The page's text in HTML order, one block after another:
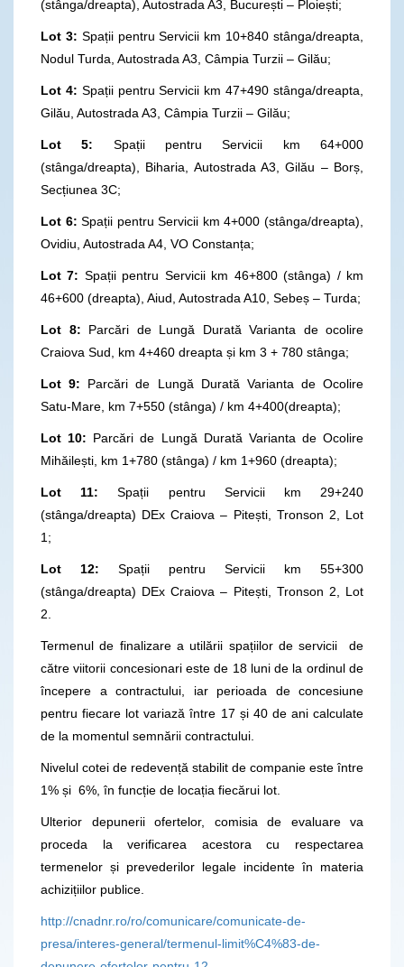
(stânga/dreapta), Autostrada A3, București – Ploiești;
Lot 3: Spații pentru Servicii km 10+840 stânga/dreapta,
Nodul Turda, Autostrada A3, Câmpia Turzii – Gilău;
Lot 4: Spații pentru Servicii km 47+490 stânga/dreapta,
Gilău, Autostrada A3, Câmpia Turzii – Gilău;
Lot 5: Spații pentru Servicii km 64+000
(stânga/dreapta), Biharia, Autostrada A3, Gilău – Borș,
Secțiunea 3C;
Lot 6: Spații pentru Servicii km 4+000 (stânga/dreapta),
Ovidiu, Autostrada A4, VO Constanța;
Lot 7: Spații pentru Servicii km 46+800 (stânga) / km
46+600 (dreapta), Aiud, Autostrada A10, Sebeș – Turda;
Lot 8: Parcări de Lungă Durată Varianta de ocolire
Craiova Sud, km 4+460 dreapta și km 3 + 780 stânga;
Lot 9: Parcări de Lungă Durată Varianta de Ocolire
Satu-Mare, km 7+550 (stânga) / km 4+400(dreapta);
Lot 10: Parcări de Lungă Durată Varianta de Ocolire
Mihăilești, km 1+780 (stânga) / km 1+960 (dreapta);
Lot 11: Spații pentru Servicii km 29+240
(stânga/dreapta) DEx Craiova – Pitești, Tronson 2, Lot
1;
Lot 12: Spații pentru Servicii km 55+300
(stânga/dreapta) DEx Craiova – Pitești, Tronson 2, Lot
2.
Termenul de finalizare a utilării spațiilor de servicii de
către viitorii concesionari este de 18 luni de la ordinul de
începere a contractului, iar perioada de concesiune
pentru fiecare lot variază între 17 și 40 de ani calculate
de la momentul semnării contractului.
Nivelul cotei de redevență stabilit de companie este între
1% și 6%, în funcție de locația fiecărui lot.
Ulterior depunerii ofertelor, comisia de evaluare va
proceda la verificarea acestora cu respectarea
termenelor și prevederilor legale incidente în materia
achizițiilor publice.
http://cnadnr.ro/ro/comunicare/comunicate-de-
presa/interes-general/termenul-limit%C4%83-de-